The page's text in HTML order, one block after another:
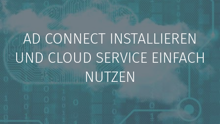
AD CONNECT INSTALLIEREN
UND CLOUD SERVICE EINFACH
NUTZEN